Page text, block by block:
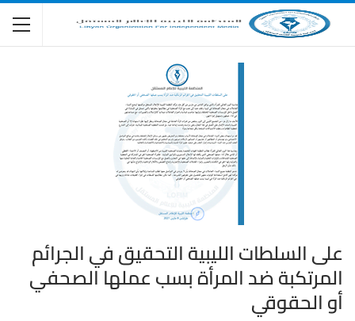
على السلطات الليبية التحقيق في الجرائم
المرتكبة ضد المرأة بسب عملها الصحفي
أو الحقوقي